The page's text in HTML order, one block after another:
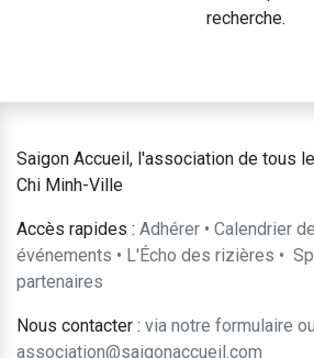
recherche.
Saigon Accueil, l'association de tous
Chi Minh-Ville
Accès rapides : Adhérer • Calendrier
événements • L'Écho des rizières •
partenaires​​
Nous contacter : ​via notre formulaire
association@saigonaccueil.com